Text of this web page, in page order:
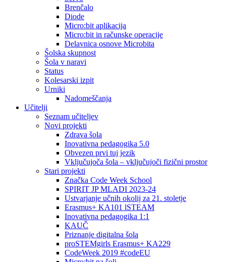
Brenčalo
Diode
Micro:bit aplikacija
Micro:bit in računske operacije
Delavnica osnove Microbita
Šolska skupnost
Šola v naravi
Status
Kolesarski izpit
Urniki
Nadomeščanja
Učitelji
Seznam učiteljev
Novi projekti
Zdrava šola
Inovativna pedagogika 5.0
Obvezen prvi tuj jezik
Vključujoča šola – vključujoči fizični prostor
Stari projekti
Značka Code Week School
SPIRIT JP MLADI 2023-24
Ustvarjanje učnih okolij za 21. stoletje
Erasmus+ KA101 lSTEAM
Inovativna pedagogika 1:1
KAUČ
Priznanje digitalna šola
proSTEMgirls Erasmus+ KA229
CodeWeek 2019 #codeEU